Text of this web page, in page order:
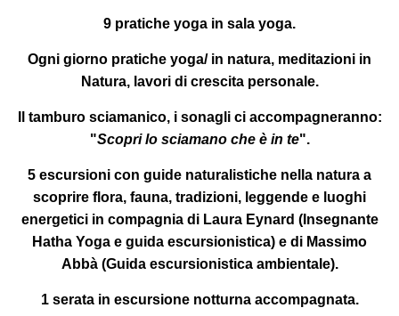
9 pratiche yoga in sala yoga.
Ogni giorno pratiche yoga/ in natura, meditazioni in
Natura, lavori di crescita personale.
Il tamburo sciamanico, i sonagli ci accompagneranno:
"Scopri lo sciamano che è in te".
5 escursioni con guide naturalistiche nella natura a
scoprire flora, fauna, tradizioni, leggende e luoghi
energetici in compagnia di Laura Eynard (Insegnante
Hatha Yoga e guida escursionistica) e di Massimo
Abbà(Guida escursionistica ambientale).
1 serata in escursione notturna accompagnata.